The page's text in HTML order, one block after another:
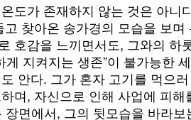
도가 존재하지 않는 것은 아니
고 찾아온 송가경의 모습을 보
호감을 느끼면서도, 그와의 하
게 지켜지는 생존”이 불가능
안다. 그가 혼자 고기를 먹으
며, 자신으로 인해 사업에 피
장면에서, 그의 뒷모습을 바라